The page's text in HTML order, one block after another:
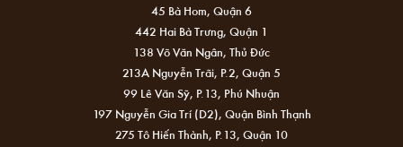
45 Bà Hom, Quận 6
442 Hai Bà Trưng, Quận 1
138 Võ Văn Ngân, Thủ Đức
213A Nguyễn Trãi, P.2, Quận 5
99 Lê Văn Sỹ, P.13, Phú Nhuận
197 Nguyễn Gia Trí (D2), Quận Bình Thạnh
275 Tô Hiến Thành, P.13, Quận 10